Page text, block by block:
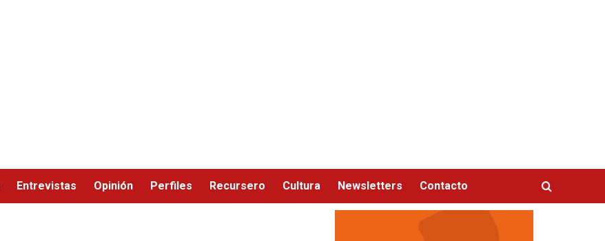
Entrevistas Opinión Perfiles Recursero Cultura Newsletters Contacto